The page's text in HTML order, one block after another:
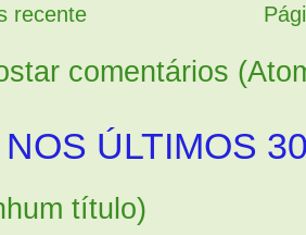
recente
comentários
ÚLTIMOS
título)